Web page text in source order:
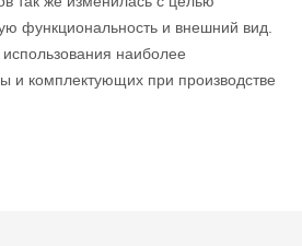
функциональность и внешний вид.
наиболее
и комплектующих при производстве